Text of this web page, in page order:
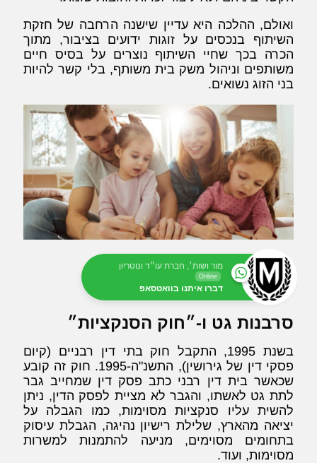
ואולם, ההלכה היא עדיין שישנה הרחבה של חזקת
השיתוף בנכסים על זוגות ידועים בציבור, מתוך
הכרה בכך שחיי השיתוף נוצרים על בסיס חיים
משותפים וניהול משק בית משותף, בלי קשר להיות
בני הזוג נשואים.
מור ושות׳, חברת עו״ד ונוטריון
Online
דברו איתנו בוואטסאפ
סרבנות גט ו-״חוק הסנקציות״
בשנת 1995, התקבל חוק בתי דין רבניים (קיום
פסקי דין של גירושין), התשנ"ה-1995. חוק זה קובע
שכאשר בית דין רבני כתב פסק דין שמחייב גבר
לתת גט לאשתו, והגבר לא מציית לפסק הדין, ניתן
להשית עליו סנקציות מסוימות, כמו הגבלה על
יציאה מהארץ, שלילת רישיון נהיגה, הגבלת עיסוק
בתחומים מסוימים, מניעה להתמנות למשרות
מסוימות, ועוד.